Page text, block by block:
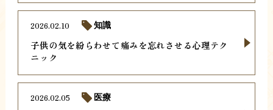
子供の気を紛らわせて痛みを忘れさせる心理テク
ニック
2026.02.10 知識
2026.02.05 医療